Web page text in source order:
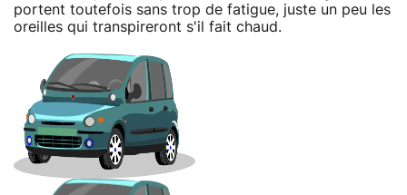
portent toutefois sans trop de fatigue, juste un peu les
oreilles qui transpireront s'il fait chaud.